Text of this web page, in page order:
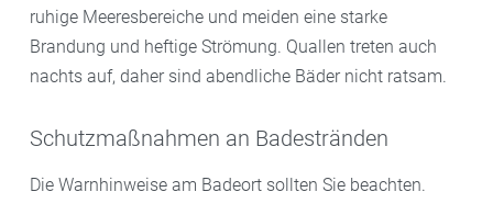
ruhige Meeresbereiche und meiden eine starke
Brandung und heftige Strömung. Quallen treten auch
nachts auf, daher sind abendliche Bäder nicht ratsam.
Schutzmaßnahmen an Badestränden
Die Warnhinweise am Badeort sollten Sie beachten.